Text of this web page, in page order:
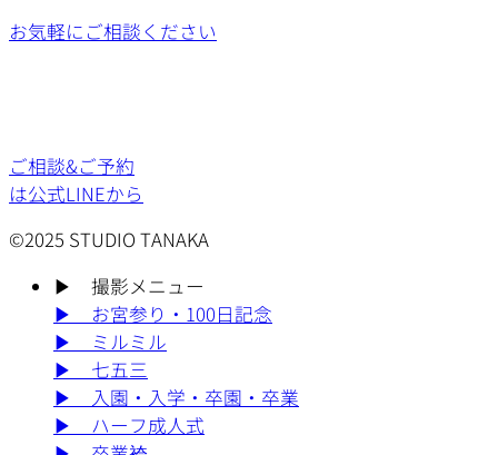
お気軽にご相談ください
ご相談&ご予約
は公式LINEから
©2025 STUDIO TANAKA
▶︎
撮影メニュー
▶︎
お宮参り・100日記念
▶︎
ミルミル
▶︎
七五三
▶︎
入園・入学・卒園・卒業
▶︎
ハーフ成人式